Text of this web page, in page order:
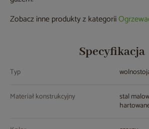
Zobacz inne produkty z kategorii
Specyfikacja
Typ
Materiał konstrukcyjny stal